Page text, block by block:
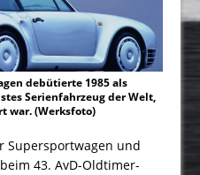
debütierte 1985 als
Serienfahrzeug der Welt,
war. (Werksfoto)
Supersportwagen und
43. AvD-Oldtimer-